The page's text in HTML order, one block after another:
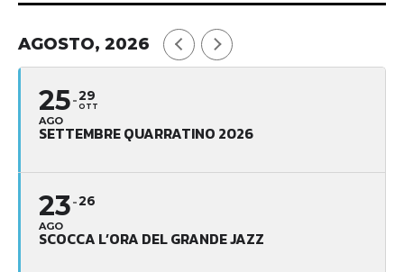
AGOSTO, 2026
25
AGO
29
OTT
SETTEMBRE QUARRATINO 2026
23
AGO
26
SCOCCA L’ORA DEL GRANDE JAZZ